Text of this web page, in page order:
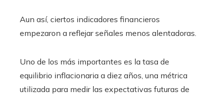
Aun así, ciertos indicadores financieros
empezaron a reflejar señales menos alentadoras.
Uno de los más importantes es la tasa de
equilibrio inflacionaria a diez años, una métrica
utilizada para medir las expectativas futuras de